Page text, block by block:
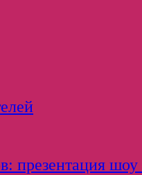
презентация